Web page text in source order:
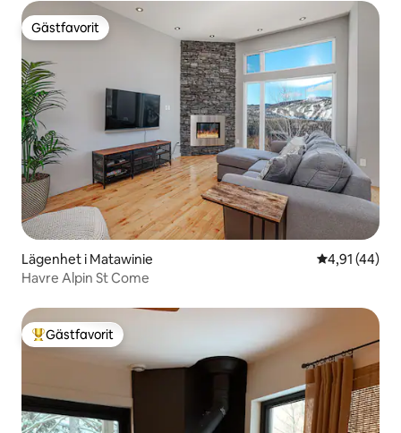
Gästfavorit
Gästfavorit
Lägenhet i Matawinie 4,91 av 5 i
4,91 (44)
Havre Alpin St Come
Populär gästfavorit
Gästfavorit